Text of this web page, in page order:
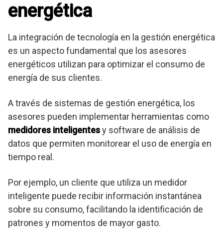
energética
La integración de tecnología en la gestión energética
es un aspecto fundamental que los asesores
energéticos utilizan para optimizar el consumo de
energía de sus clientes.
A través de sistemas de gestión energética, los
asesores pueden implementar herramientas como
medidores inteligentesy software de análisis de
datos que permiten monitorear el uso de energía en
tiempo real.
Por ejemplo, un cliente que utiliza un medidor
inteligente puede recibir información instantánea
sobre su consumo, facilitando la identificación de
patrones y momentos de mayor gasto.